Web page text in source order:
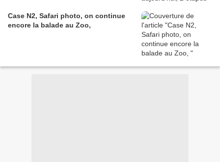
Case N2, Safari photo, on continue
encore la balade au Zoo,